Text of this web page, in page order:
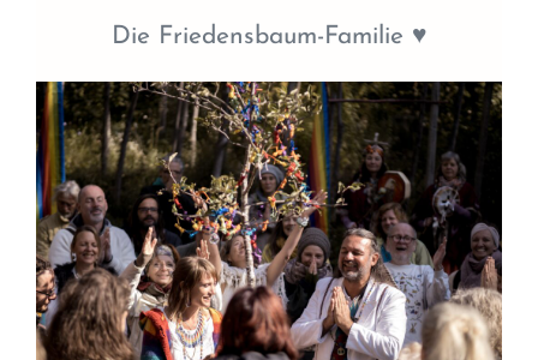
Die Friedensbaum-Familie ♥